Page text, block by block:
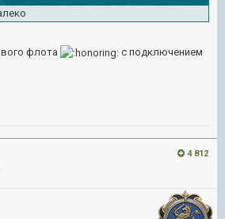
флота с подключением
4 812